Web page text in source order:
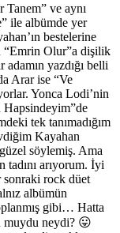
Tanem” ve aynı
ile albümde yer
bestelerine
“Emrin Olur”a dişilik
adamın yazdığı belli
Arar ise “Ve
Yonca Lodi’nin
tek tanımadığım
Kayahan
söylemiş. Ama
tadını arıyorum. İyi
rock düet
albümün
gibi… Hatta
neydi? 😛